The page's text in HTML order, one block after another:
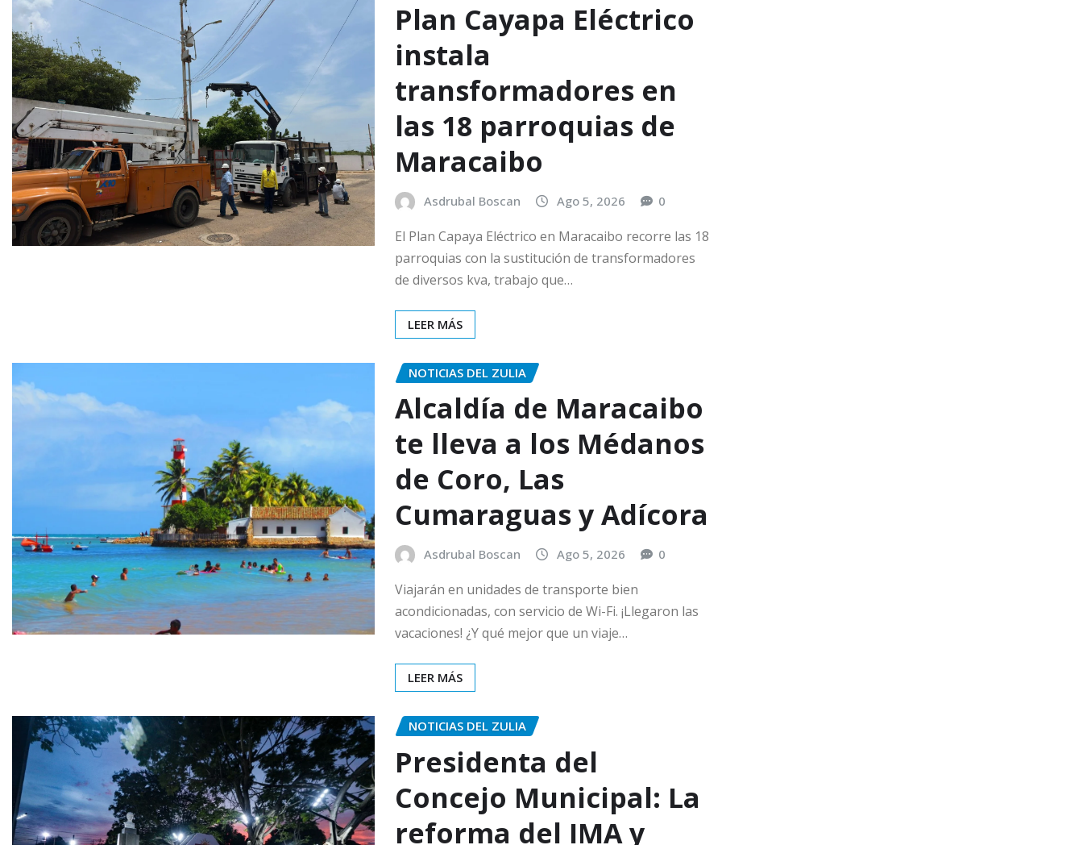
Plan Cayapa Eléctrico
instala
transformadores en
las 18 parroquias de
Maracaibo
Asdrubal Boscan Ago 5, 2026 0
El Plan Capaya Eléctrico en Maracaibo recorre las 18
parroquias con la sustitución de transformadores
de diversos kva, trabajo que…
LEER MÁS
NOTICIAS DEL ZULIA
Alcaldía de Maracaibo
te lleva a los Médanos
de Coro, Las
Cumaraguas y Adícora
Asdrubal Boscan Ago 5, 2026 0
Viajarán en unidades de transporte bien
acondicionadas, con servicio de Wi-Fi. ¡Llegaron las
vacaciones! ¿Y qué mejor que un viaje…
LEER MÁS
NOTICIAS DEL ZULIA
Presidenta del
Concejo Municipal: La
reforma del IMA y